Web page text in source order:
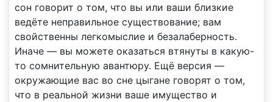
сон говорит о том, что вы или ваши близкие
ведёте неправильное существование; вам
свойственны легкомыслие и безалаберность.
Иначе — вы можете оказаться втянуты в какую-
то сомнительную авантюру. Ещё версия —
окружающие вас во сне цыгане говорят о том,
что в реальной жизни ваше имущество и